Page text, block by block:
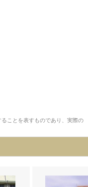
ことを表すものであり、実際の